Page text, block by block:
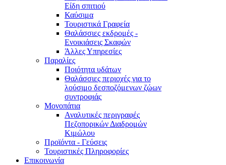
Είδη σπιτιού
Καύσιμα
Τουριστικά Γραφεία
Θαλάσσιες εκδρομές -
Ενοικιάσεις Σκαφών
Άλλες Υπηρεσίες
Παραλίες
Ποιότητα υδάτων
Θαλάσσιες περιοχές για το
λούσιμο δεσποζόμενων ζώων
συντροφιάς
Μονοπάτια
Αναλυτικές περιγραφές
Πεζοπορικών Διαδρομών
Κιμώλου
Προϊόντα - Γεύσεις
Τουριστικές Πληροφορίες
Επικοινωνία